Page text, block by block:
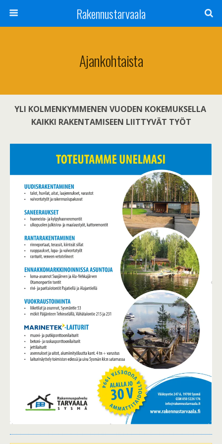
Rakennustarvaala
Ajankohtaista
YLI KOLMENKYMMENEN VUODEN KOKEMUKSELLA
KAIKKI RAKENTAMISEEN LIITTYVÄT TYÖT